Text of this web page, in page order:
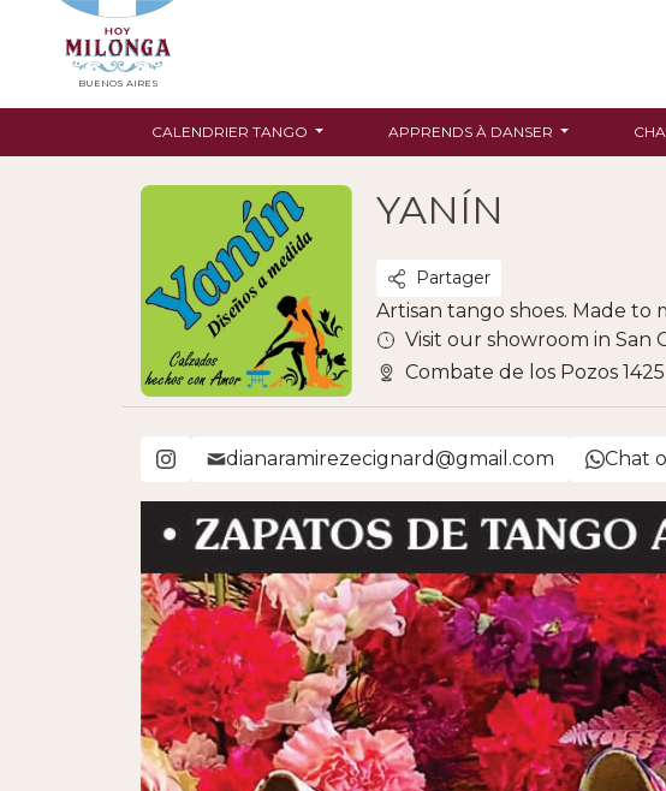
BUENOS AIRES
CALENDRIER TANGO APPRENDS À DANSER
YANÍN
Partager
Artisan tango shoes. Made to
Visit our showroom in
Combate de los Pozos
dianaramirezecignard@gmail.com Chat